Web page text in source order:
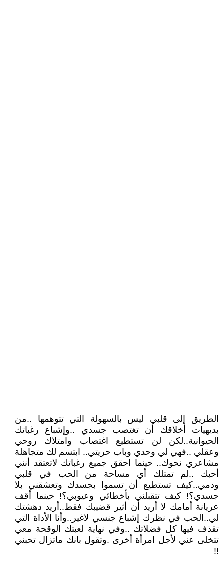
الطريق إلى قلبي ليس بالسهولة التي تتوهمها ..من
بديهيات أخلاقك أن تغتصب جسدي ..وإشباع رغباتك
الحيوانية..لكن لن تستطيع اغتصاب وامتلاك روحي
وعقلي ..فهي لي وحدي وباب حريتي.. ابتسم لك متجاهلة
مشاعري نحوك.. حينما احقق جميع رغباتك لاتعتقد أنني
أحبك ..لم تمتلك أي مساحة من الحب في قلبي
ودمي..كيف تستطيع أن تسموا بجسدك وتعشقني بلا
جسدي؟! كيف تتقبلني بأخطائي وعيوبي؟! حينما أقف
عريانة أمامك لا أريد أن أثير قضيبك فقط..أريد دهشتك
لي..الحب في نظرك إشباع جنسي لاغير..وأنا الأداة التي
تقذف فيها كل فضلاتك ..وفي نهاية لعبتك الوقحة معي
تتخلى عني لأجل امرأة أخرى .وتقول بانك ماتزال تحبني
!!